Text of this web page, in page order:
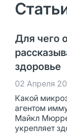
Для чего
здоровье
02 Апреля
Какой
агентом
Майкл
укрепляет